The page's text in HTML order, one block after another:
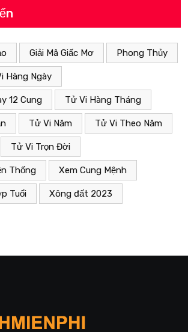
Giải Mã Giấc Mơ Phong Thủy
Hàng Ngày
12 Cung Tử Vi Hàng Tháng
Tử Vi Năm Tử Vi Theo Năm
Tử Vi Trọn Đời
Thống Xem Cung Mệnh
Tuổi Xông đất 2023